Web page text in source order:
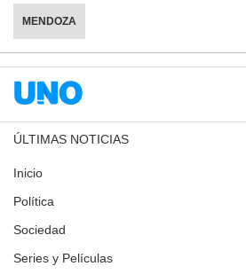
MENDOZA
ÚLTIMAS NOTICIAS
Inicio
Política
Sociedad
Series y Películas